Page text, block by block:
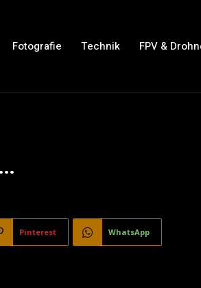
Fotografie Technik FPV &
Pinterest WhatsApp